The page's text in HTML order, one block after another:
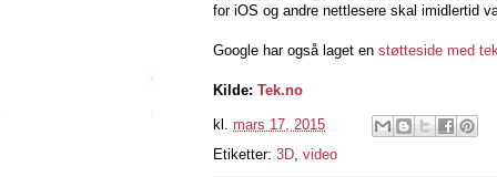
for iOS og andre nettlesere skal imidlertid
Google har også laget en støtteside med
Kilde: Tek.no
kl. mars 17, 2015
Etiketter: 3D, video